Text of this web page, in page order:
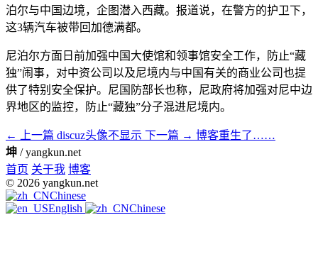
泊尔与中国边境，企图潜入西藏。报道说，在警方的护卫下，
这3辆汽车被带回加德满都。
尼泊尔方面日前加强中国大使馆和领事馆安全工作，防止“藏
独”闹事，对中资公司以及尼境内与中国有关的商业公司也提
供了特别安全保护。尼国防部长也称，尼政府将加强对尼中边
界地区的监控，防止“藏独”分子混进尼境内。
← 上一篇 discuz头像不显示 下一篇 → 博客重生了……
坤 / yangkun.net
首页 关于我 博客
© 2026 yangkun.net
Chinese
English
Chinese